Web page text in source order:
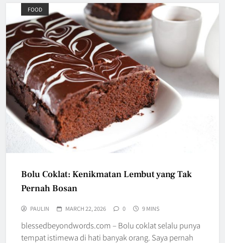
FOOD
Bolu Coklat: Kenikmatan Lembut yang Tak
Pernah Bosan
PAULIN MARCH 22, 2026 0 9 MINS
blessedbeyondwords.com – Bolu coklat selalu punya
tempat istimewa di hati banyak orang. Saya pernah